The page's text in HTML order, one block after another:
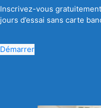
Inscrivez-vous
jours d’essai sans carte
Démarrer